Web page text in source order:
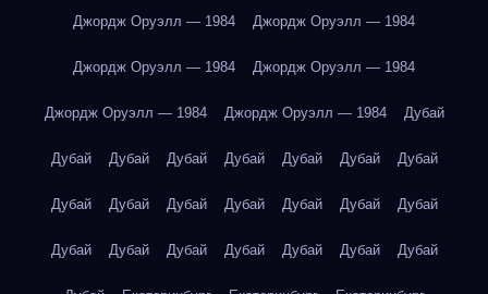
Джордж Оруэлл — 1984 Джордж Оруэлл — 1984
Джордж Оруэлл — 1984 Джордж Оруэлл — 1984
Джордж Оруэлл — 1984 Джордж Оруэлл — 1984 Дубай
Дубай Дубай Дубай Дубай Дубай Дубай Дубай
Дубай Дубай Дубай Дубай Дубай Дубай Дубай
Дубай Дубай Дубай Дубай Дубай Дубай Дубай